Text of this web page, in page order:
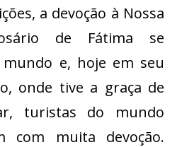
a devoção à Nossa
de Fátima se
e, hoje em seu
onde tive a graça de
turistas do mundo
com muita devoção.